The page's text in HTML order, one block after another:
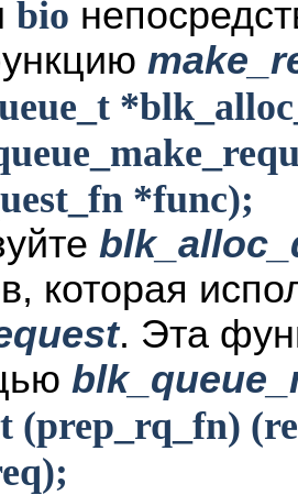
bio
*func);
которая
. Эта
(prep_rq_fn)